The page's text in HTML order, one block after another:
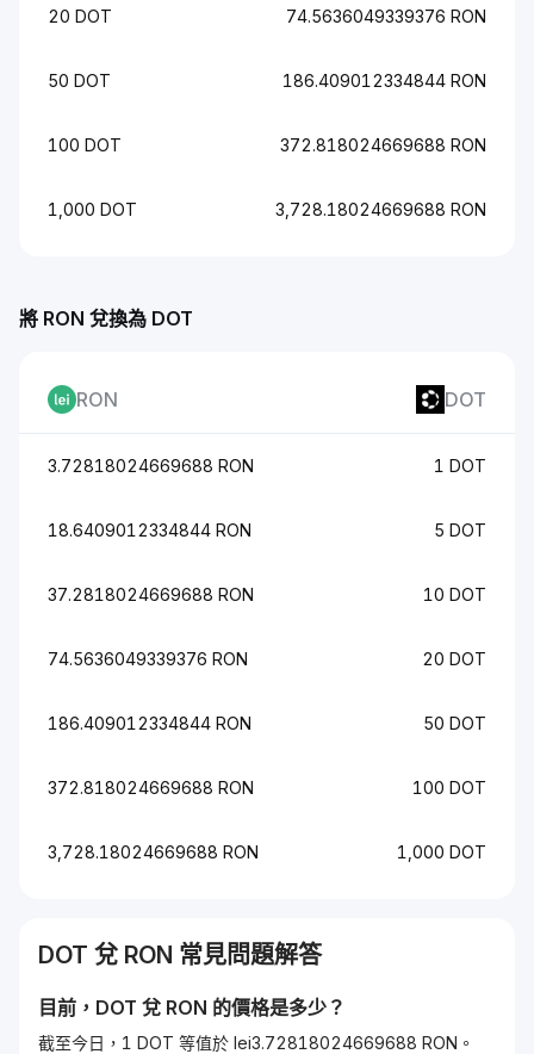
20 DOT 74.5636049339376 RON
50 DOT 186.409012334844 RON
100 DOT 372.818024669688 RON
1,000 DOT 3,728.18024669688 RON
將 RON 兌換為 DOT
RON DOT
3.72818024669688 RON 1 DOT
18.6409012334844 RON 5 DOT
37.2818024669688 RON 10 DOT
74.5636049339376 RON 20 DOT
186.409012334844 RON 50 DOT
372.818024669688 RON 100 DOT
3,728.18024669688 RON 1,000 DOT
DOT 兌 RON 常見問題解答
目前， DOT 兌 RON 的價格是多少？
截至今日，1 DOT 等值於 lei3.72818024669688 RON。